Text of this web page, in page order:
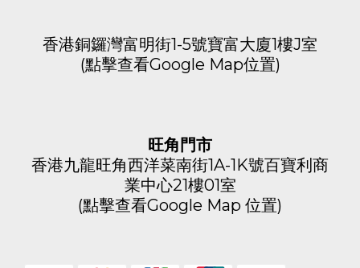
香港銅鑼灣富明街1-5號寶富大廈1樓J室
(點擊查看Google Map位置)
旺角門市
香港九龍旺角西洋菜南街1A-1K號百寶利商
業中心21樓01室
(點擊查看Google Map 位置)